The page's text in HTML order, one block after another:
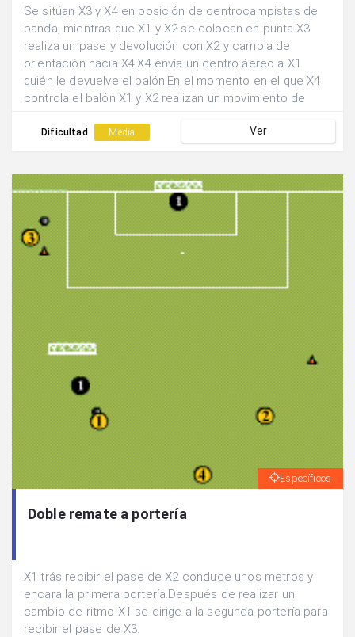
Se sitúan X3 y X4 en posición de centrocampistas de
banda, mientras que X1 y X2 se colocan en punta.X3
realiza un pase y devolución con X2 y cambia de
orientación hacia X4.X4 envía un centro áereo a X1
quién le devuelve el balón.En el momento en el que X4
controla el balón X1 y X2 realizan un movimiento de
Dificultad Media Ver
Específicos
Doble remate a portería
X1 trás recibir el pase de X2 conduce unos metros y
encara la primera portería.Después de realizar un
cambio de ritmo X1 se dirige a la segunda portería para
recibir el pase de X3.